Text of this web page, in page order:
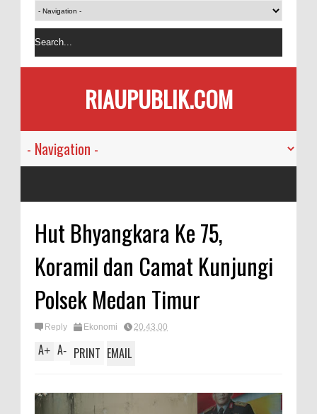
RIAUPUBLIK.COM
Hut Bhyangkara Ke 75,
Koramil dan Camat Kunjungi
Polsek Medan Timur
Reply Ekonomi 20.43.00
A+ A- PRINT EMAIL